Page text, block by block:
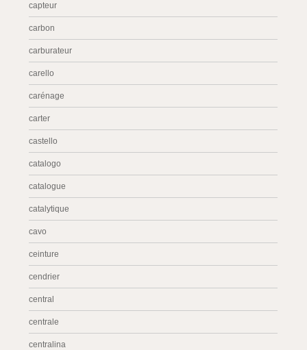
capteur
carbon
carburateur
carello
carénage
carter
castello
catalogo
catalogue
catalytique
cavo
ceinture
cendrier
central
centrale
centralina